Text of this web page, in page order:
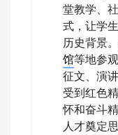
堂教学、
式，让学
历史背景
馆等地参
征文、演
受到红色
怀和奋斗
人才奠定